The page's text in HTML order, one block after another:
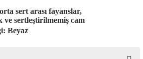
sert arası fayanslar,
ve sertleştirilmemiş cam
Beyaz